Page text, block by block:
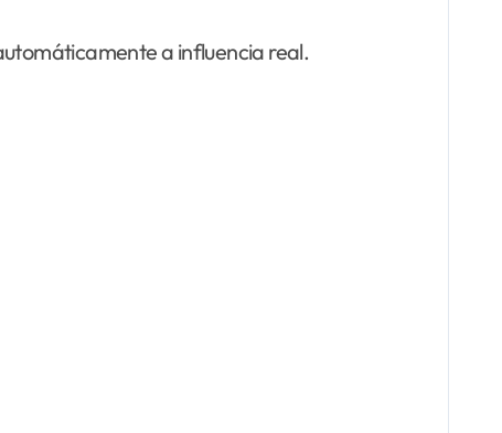
a influencia real.